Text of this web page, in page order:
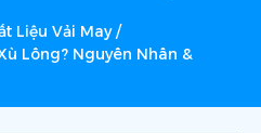
Liệu Vải May /
Lông? Nguyên Nhân &